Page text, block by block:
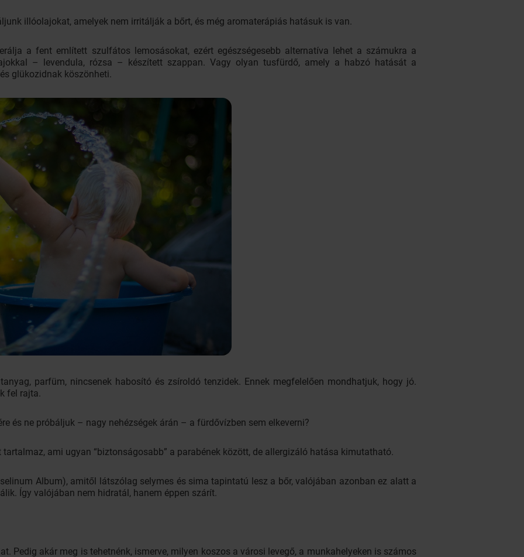
illóolajokat, amelyek nem irritálják a bőrt, és még aromaterápiás hatásuk is van.
a fent említett szulfátos lemosásokat, ezért egészségesebb alternatíva lehet a számukra a
– levendula, rózsa – készített szappan. Vagy olyan tusfürdő, amely a habzó hatását a
glükozidnak köszönheti.
parfüm, nincsenek habosító és zsíroldó tenzidek. Ennek megfelelően mondhatjuk, hogy jó.
fel rajta.
és ne próbáljuk – nagy nehézségek árán – a fürdővízben sem elkeverni?
ami ugyan “biztonságosabb” a parabének között, de allergizáló hatása kimutatható.
Album), amitől látszólag selymes és sima tapintatú lesz a bőr, valójában azonban ez alatt a
Így valójában nem hidratál, hanem éppen szárít.
Pedig akár meg is tehetnénk, ismerve, milyen koszos a városi levegő, a munkahelyeken is számos